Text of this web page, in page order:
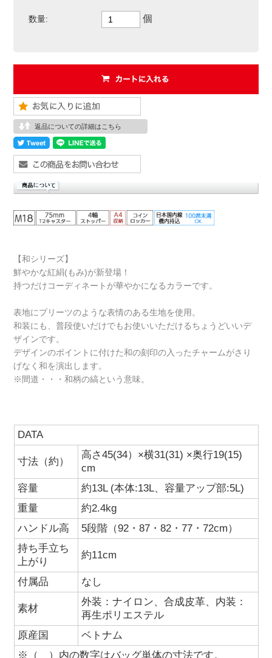
数量: 個
返品についての詳細はこちら
【和シリーズ】
鮮やかな紅絹(もみ)が新登場！
持つだけコーディネートが華やかになるカラーです。
表地にプリーツのような表情のある生地を使用。
和装にも、普段使いだけでもお使いいただけるちょうどいいデ
ザインです。
デザインのポイントに付けた和の刻印の入ったチャームがさり
げなく和を演出します。
※間道・・・和柄の縞という意味。
DATA
寸法（約）
高さ45(34）×横31(31) ×奥行19(15)
cm
容量
約13L (本体:13L、容量アップ部:5L)
重量
約2.4kg
ハンドル高
5段階（92・87・82・77・72cm）
持ち手立ち
上がり
約11cm
付属品 なし
素材
外装：ナイロン、合成皮革、内装：
再生ポリエステル
原産国
ベトナム
※（ ）内の数字はバッグ単体の寸法です。